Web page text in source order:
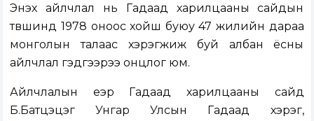
Энэхүү айлчлал нь Гадаад харилцааны сайдын
түвшинд 1978 оноос хойш буюу 47 жилийн дараа
монголын талаас хэрэгжиж буй албан ёсны
айлчлал гэдгээрээ онцлог юм.
Айлчлалын үеэр Гадаад харилцааны сайд
Б.Батцэцэг Унгар Улсын Гадаад хэрэг,